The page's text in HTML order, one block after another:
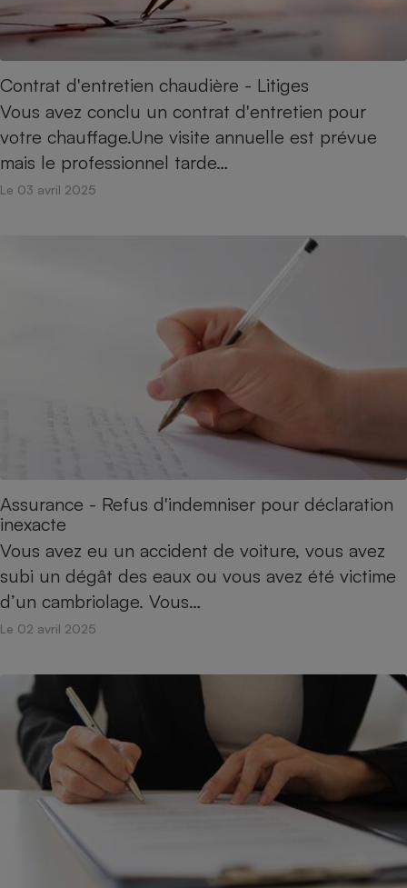
Contrat d'entretien chaudière - Litiges
Vous avez conclu un contrat d'entretien pour
votre chauffage.Une visite annuelle est prévue
mais le professionnel tarde…
Le 03 avril 2025
Assurance - Refus d'indemniser pour déclaration
inexacte
Vous avez eu un accident de voiture, vous avez
subi un dégât des eaux ou vous avez été victime
d’un cambriolage. Vous…
Le 02 avril 2025